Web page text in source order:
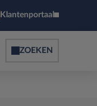
Klantenportaal
ZOEKEN